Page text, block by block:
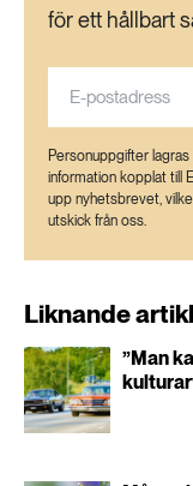
för ett hållbart
Personuppgifter
information kopplat till
upp nyhetsbrevet,
utskick från oss.
Liknande
”Man